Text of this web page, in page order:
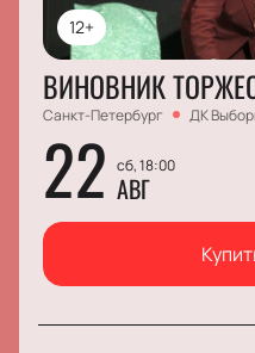
12+
ВИНОВНИК
Санкт-Петербург ДК
22 сб, 18:00
АВГ